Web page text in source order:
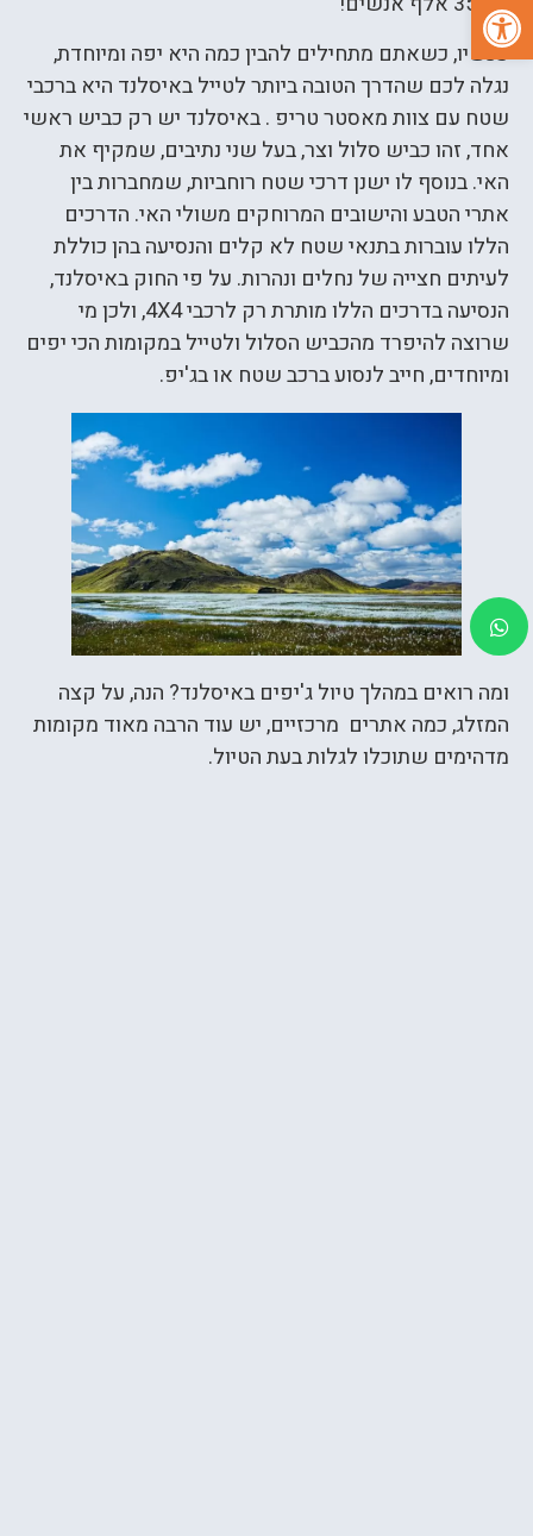
עכשיו, כשאתם מתחילים להבין כמה היא יפה ומיוחדת,
נגלה לכם שהדרך הטובה ביותר לטייל באיסלנד היא ברכבי
שטח עם צוות מאסטר טריפ . באיסלנד יש רק כביש ראשי
אחד, זהו כביש סלול וצר, בעל שני נתיבים, שמקיף את
האי. בנוסף לו ישנן דרכי שטח רוחביות, שמחברות בין
אתרי הטבע והישובים המרוחקים משולי האי. הדרכים
הללו עוברות בתנאי שטח לא קלים והנסיעה בהן כוללת
לעיתים חצייה של נחלים ונהרות. על פי החוק באיסלנד,
הנסיעה בדרכים הללו מותרת רק לרכבי 4X4, ולכן מי
שרוצה להיפרד מהכביש הסלול ולטייל במקומות הכי יפים
ומיוחדים, חייב לנסוע ברכב שטח או בג'יפ.
ומה רואים במהלך טיול ג'יפים באיסלנד? הנה, על קצה
המזלג, כמה אתרים מרכזיים, יש עוד הרבה מאוד מקומות
מדהימים שתוכלו לגלות בעת הטיול.